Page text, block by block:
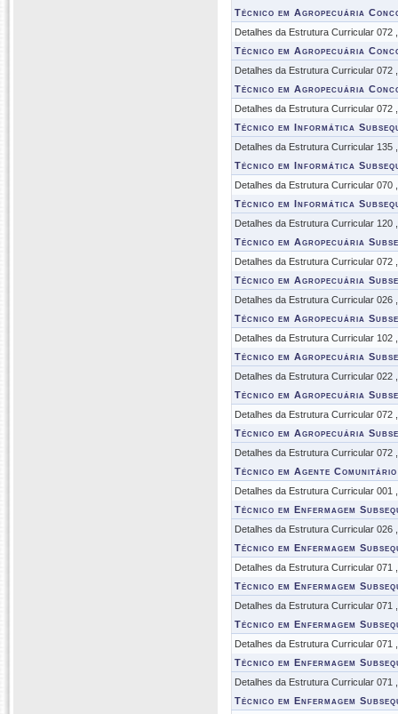
Técnico em Agropecuária
Detalhes da Estrutura Curricular 072
Técnico em Agropecuária
Detalhes da Estrutura Curricular 072
Técnico em Agropecuária
Detalhes da Estrutura Curricular 072
Técnico em Informática
Detalhes da Estrutura Curricular 135
Técnico em Informática
Detalhes da Estrutura Curricular 070
Técnico em Informática
Detalhes da Estrutura Curricular 120
Técnico em Agropecuária
Detalhes da Estrutura Curricular 072
Técnico em Agropecuária
Detalhes da Estrutura Curricular 026
Técnico em Agropecuária
Detalhes da Estrutura Curricular 102
Técnico em Agropecuária
Detalhes da Estrutura Curricular 022
Técnico em Agropecuária
Detalhes da Estrutura Curricular 072
Técnico em Agropecuária
Detalhes da Estrutura Curricular 072
Técnico em Agente
Detalhes da Estrutura Curricular 001
Técnico em Enfermagem
Detalhes da Estrutura Curricular 026
Técnico em Enfermagem
Detalhes da Estrutura Curricular 071
Técnico em Enfermagem
Detalhes da Estrutura Curricular 071
Técnico em Enfermagem
Detalhes da Estrutura Curricular 071
Técnico em Enfermagem
Detalhes da Estrutura Curricular 071
Técnico em Enfermagem